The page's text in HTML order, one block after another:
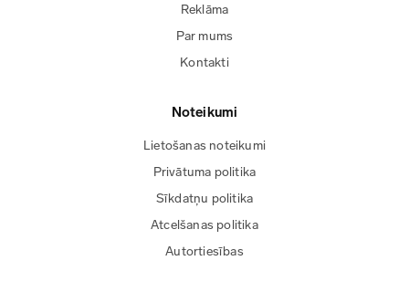
Reklāma
Par mums
Kontakti
Noteikumi
Lietošanas noteikumi
Privātuma politika
Sīkdatņu politika
Atcelšanas politika
Autortiesības